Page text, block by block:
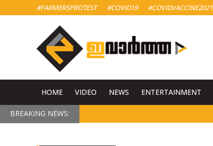
#FARMERSPROTEST #COVID19 #COVIDVACCINE2021
HOME VIDEO NEWS ENTERTAINMENT
BREAKING NEWS: